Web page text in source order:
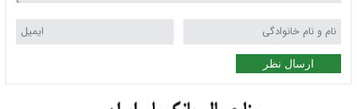
ارسال نظر